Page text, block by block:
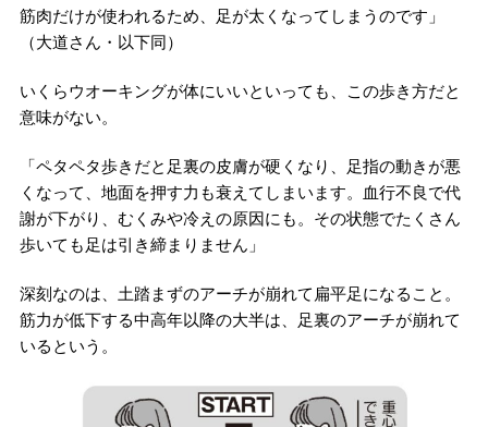
筋肉だけが使われるため、足が太くなってしまうのです」
（大道さん・以下同）
いくらウオーキングが体にいいといっても、この歩き方だと
意味がない。
「ペタペタ歩きだと足裏の皮膚が硬くなり、足指の動きが悪
くなって、地面を押す力も衰えてしまいます。血行不良で代
謝が下がり、むくみや冷えの原因にも。その状態でたくさん
歩いても足は引き締まりません」
深刻なのは、土踏まずのアーチが崩れて扁平足になること。
筋力が低下する中高年以降の大半は、足裏のアーチが崩れて
いるという。